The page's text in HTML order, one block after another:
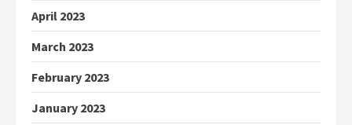
April 2023
March 2023
February 2023
January 2023